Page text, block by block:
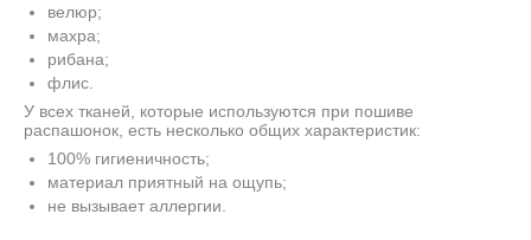
велюр;
махра;
рибана;
флис.
У всех тканей, которые используются при пошиве
распашонок, есть несколько общих характеристик:
100% гигиеничность;
материал приятный на ощупь;
не вызывает аллергии.